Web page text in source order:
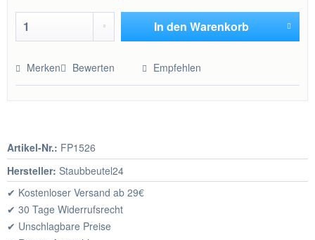
In den Warenkorb
Merken Bewerten Empfehlen
Artikel-Nr.: FP1526
Hersteller: Staubbeutel24
✔ Kostenloser Versand ab 29€
✔ 30 Tage Widerrufsrecht
✔ Unschlagbare Preise